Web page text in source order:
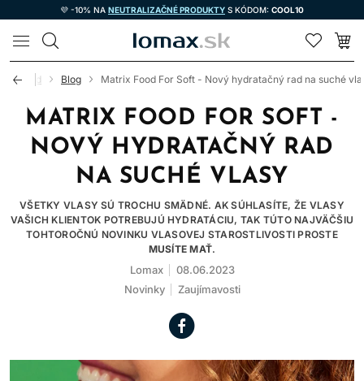
💜 -10% NA NEUTRALIZAČNÉ PRODUKTY S KÓDOM: COOL10
LOMAX
Úvod Blog Matrix Food For Soft - Nový hydratačný rad na suché
MATRIX FOOD FOR SOFT -
NOVÝ HYDRATAČNÝ RAD
NA SUCHÉ VLASY
VŠETKY VLASY SÚ TROCHU SMÄDNÉ. AK SÚHLASÍTE, ŽE VLASY
VAŠICH KLIENTOK POTREBUJÚ HYDRATÁCIU, TAK TÚTO NAJVÄČŠIU
TOHTOROČNÚ NOVINKU VLASOVEJ STAROSTLIVOSTI PROSTE
MUSÍTE MAŤ.
Lomax
08.06.2023
Novinky
Zaujímavosti